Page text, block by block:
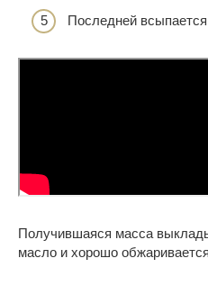
Последней
Получившаяся масса
масло и хорошо